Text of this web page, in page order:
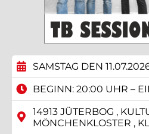
SAMSTAG DEN
BEGINN: 20:00 UHR –
14913 JÜTERBOG ,
MÖNCHENKLOSTER ,